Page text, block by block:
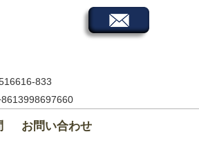
833
お問い合わせ